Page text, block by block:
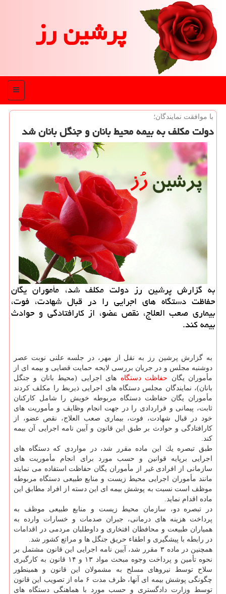
پرشین رز
منو
با موافقت نمایندگان؛
دولت مكلف به بیمه محیط بانان و جنگل بانان شد
به گزارش پرشین رز دولت مكلف شد، مأموران یگان
حفاظت دستگاه های اجرایی را در قبال شهادت، فوت،
بیماری صعب العلاج، نقص عضو، از كارافتادگی و حوادث
بیمه كند.
به گزارش پرشین رز به نقل از مهر، در جلسه علنی نوبت عصر
دوشنبه مجلس و در جریان بررسی لایحه حمایت قضایی و بیمه ای از
مأموران یگان حفاظت دستگاه های اجرایی (محیط بانان و جنگل
بانان)، نمایندگان مجلس دستگاه های اجرایی ذیربط را مكلف كردند
مأموران یگان حفاظت دستگاه مربوطه خویش را شامل كاركنان
ثابت، پیمانی و قراردادی را در جهت انجام وظایف و مأموریت های
خود در قبال شهادت، فوت، بیماری صعب العلاج، نقص عضو، از
كارافتادگی و حوادث بر طبق این قانون و آیین نامه اجرایی آن بیمه
كند.
طبق تبصره یك این ماده مقرر شد، در مواردی كه دستگاه های
اجرایی برپایه قوانین و حسب مورد برای انجام مأموریت های
سازمانی از افرادی غیر از مأموران یگان حفاظت استفاده می نمایند
مانند مأموران اجرایی محیط زیست و منابع طبیعی دستگاه مربوطه
موظف است نسبت به پوشش بیمه ای این دسته از افراد مطابق این
ماده اقدام نماید.
در تبصره دو، سازمان محیط زیست و منابع طبیعی موظف به
پرداخت هزینه های درمانی، جبران صدمات و خسارات وارده به
همیاران طبیعت و محافظان افتخاری و داوطلبان مردمی در اقدامات
در رابطه با پیشگیری و اطفاء حریق جنگل ها و مراتع كشور شد.
همچنین در ماده ۳ مقرر شد، آیین نامه اجرایی این قانون مشتمل بر
نحوه تأمین و پرداخت وجوه مبحث مواد ۱۳ و ۱۴ قانون به كارگیری
سلاح توسط نیروهای مسلح به مشمولان این قانون و همینطور
چگونگی پوشش بیمه ای آنها، ظرف مدت ۶ ماه از تصویب این قانون
توسط وزارت دادگستری و حسب مورد با هماهنگی دستگاه های